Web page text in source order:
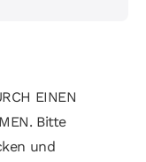
EINEN
Bitte
und